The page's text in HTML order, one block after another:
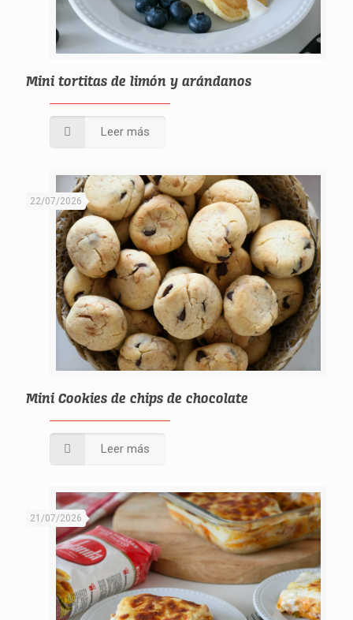
Mini tortitas de limón y arándanos
Leer más
22/07/2026
Mini Cookies de chips de chocolate
Leer más
21/07/2026